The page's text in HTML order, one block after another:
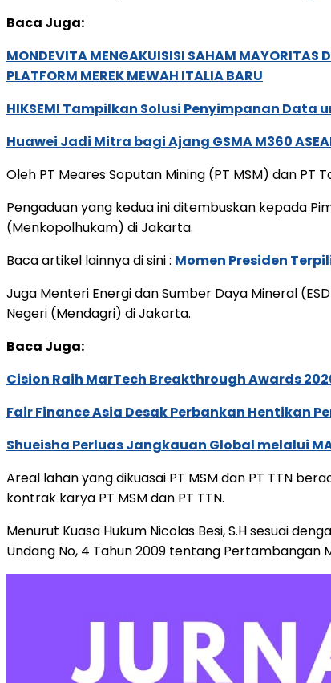
Baca Juga:
MONDEVITA MENGAKUISISI SAHAM MAYORITAS
PLATFORM MEREK MEWAH ITALIA BARU
HIKSEMI Tampilkan Solusi Penyimpanan Data
Huawei Jadi Mitra bagi Ajang GSMA M360
Oleh PT Meares Soputan Mining (PT MSM) dan
Pengaduan yang kedua ini ditembuskan kepada
(Menkopolhukam) di Jakarta.
Baca artikel lainnya di sini : Momen Presiden
Juga Menteri Energi dan Sumber Daya Mineral
Negeri (Mendagri) di Jakarta.
Baca Juga:
Cision Raih MarTech Breakthrough Awards
Fair Finance Asia Desak Perbankan Hentikan
Shueisha Perluas Jangkauan Global melalui
Areal lahan yang dikuasai PT MSM dan PT TTN
kontrak karya PT MSM dan PT TTN.
Menurut Kuasa Hukum Nicolas Besi, S.H sesuai
Undang No, 4 Tahun 2009 tentang Pertambangan